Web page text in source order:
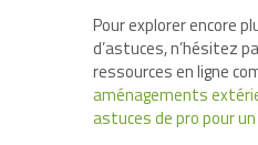
Pour explorer encore
d’astuces, n’hésitez
ressources en ligne
aménagements
astuces de pro pour